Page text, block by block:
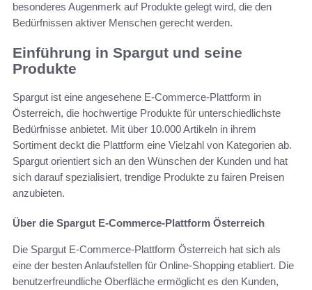
besonderes Augenmerk auf Produkte gelegt wird, die den
Bedürfnissen aktiver Menschen gerecht werden.
Einführung in Spargut und seine
Produkte
Spargut ist eine angesehene E-Commerce-Plattform in
Österreich, die hochwertige Produkte für unterschiedlichste
Bedürfnisse anbietet. Mit über 10.000 Artikeln in ihrem
Sortiment deckt die Plattform eine Vielzahl von Kategorien ab.
Spargut orientiert sich an den Wünschen der Kunden und hat
sich darauf spezialisiert, trendige Produkte zu fairen Preisen
anzubieten.
Über die Spargut E-Commerce-Plattform Österreich
Die Spargut E-Commerce-Plattform Österreich hat sich als
eine der besten Anlaufstellen für Online-Shopping etabliert. Die
benutzerfreundliche Oberfläche ermöglicht es den Kunden,